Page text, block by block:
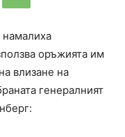
оръжията им
влизане на
генералният